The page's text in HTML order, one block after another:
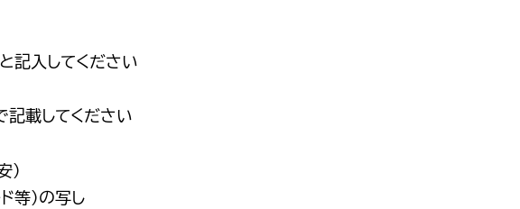
記入してください
載してください
等）の写し